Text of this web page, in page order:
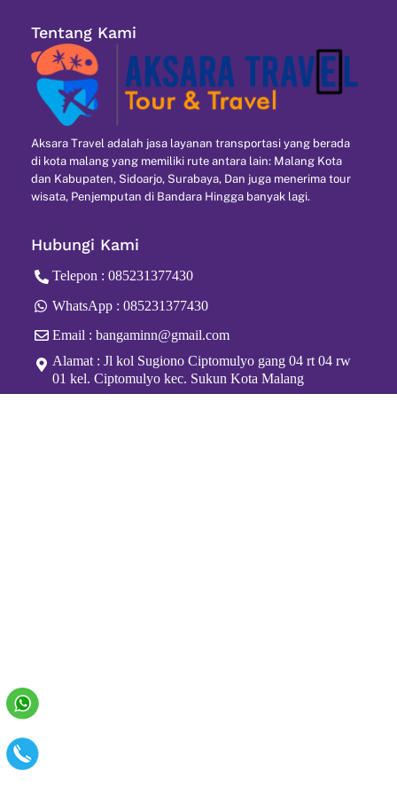
content
Tentang Kami
Aksara Travel adalah jasa layanan transportasi yang berada
di kota malang yang memiliki rute antara lain: Malang Kota
dan Kabupaten, Sidoarjo, Surabaya, Dan juga menerima tour
wisata, Penjemputan di Bandara Hingga banyak lagi.
Hubungi Kami
Telepon : 085231377430
WhatsApp : 085231377430
Email : bangaminn@gmail.com
Alamat : Jl kol Sugiono Ciptomulyo gang 04 rt 04 rw
01 kel. Ciptomulyo kec. Sukun Kota Malang